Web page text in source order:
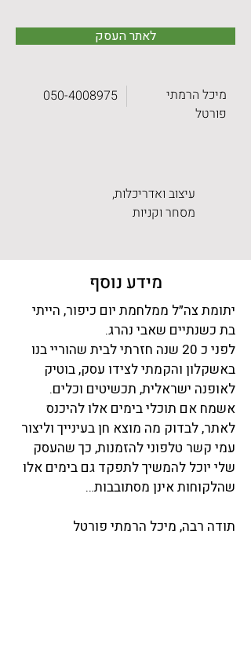
לאתר העסק
מיכל הרמתי
פורטל
050-4008975
עיצוב ואדריכלות,
מסחר וקניות
מידע נוסף
יתומת צה״ל ממלחמת יום כיפור, הייתי
בת כשנתיים שאבי נהרג.
לפני כ 20 שנה חזרתי לבית שהוריי בנו
באשקלון והקמתי לצידו עסק, בוטיק
לאופנה ישראלית, תכשיטים וכלים.
אשמח אם תוכלי בימים אלו להיכנס
לאתר, לבדוק מה מוצא חן בעינייך וליצור
עמי קשר טלפוני להזמנות, כך שהעסק
שלי יוכל להמשיך לתפקד גם בימים אלו
שהלקוחות אינן מסתובבות…
תודה רבה, מיכל הרמתי פורטל